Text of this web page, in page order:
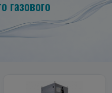
газового